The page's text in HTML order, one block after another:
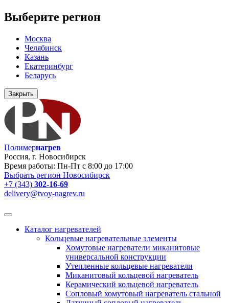
Выберите регион
Москва
Челябинск
Казань
Екатеринбург
Беларусь
Закрыть
Полимернагрев
Россия, г. Новосибирск
Время работы: Пн-Пт с 8:00 до 17:00
Выбрать регион Новосибирск
+7 (343) 302-16-69
delivery@tvoy-nagrev.ru
Каталог нагревателей
Кольцевые нагревательные элементы
Хомутовые нагреватели миканитовые
универсальной конструкции
Утепленные кольцевые нагреватели
Миканитовый кольцевой нагреватель
Керамический кольцевой нагреватель
Сопловый хомутовый нагреватель стальной